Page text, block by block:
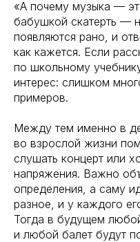
«А почему музыка —
бабушкой скатерть —
появляются рано, и
как кажется. Если
по школьному
интерес: слишком
примеров.
Между тем именно в
во взрослой жизни
слушать концерт или
напряжения. Важно
определения, а саму
разное, и у каждого
Тогда в будущем
и любой балет будут